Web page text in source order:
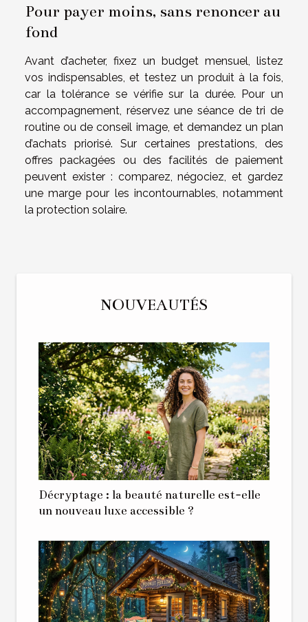
Pour payer moins, sans renoncer au
fond
Avant d’acheter, fixez un budget mensuel, listez
vos indispensables, et testez un produit à la fois,
car la tolérance se vérifie sur la durée. Pour un
accompagnement, réservez une séance de tri de
routine ou de conseil image, et demandez un plan
d’achats priorisé. Sur certaines prestations, des
offres packagées ou des facilités de paiement
peuvent exister : comparez, négociez, et gardez
une marge pour les incontournables, notamment
la protection solaire.
NOUVEAUTÉS
Décryptage : la beauté naturelle est-elle
un nouveau luxe accessible ?